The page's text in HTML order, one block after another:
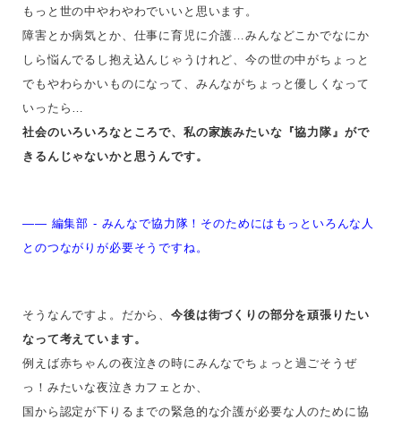
もっと世の中やわやわでいいと思います。
障害とか病気とか、仕事に育児に介護…みんなどこかでなにか
しら悩んでるし抱え込んじゃうけれど、今の世の中がちょっと
でもやわらかいものになって、みんながちょっと優しくなって
いったら…
社会のいろいろなところで、私の家族みたいな『協力隊』がで
きるんじゃないかと思うんです。
—— 編集部 - みんなで協力隊！そのためにはもっといろんな人
とのつながりが必要そうですね。
そうなんですよ。だから、今後は街づくりの部分を頑張りたい
なって考えています。
例えば赤ちゃんの夜泣きの時にみんなでちょっと過ごそうぜ
っ！みたいな夜泣きカフェとか、
国から認定が下りるまでの緊急的な介護が必要な 人のために協